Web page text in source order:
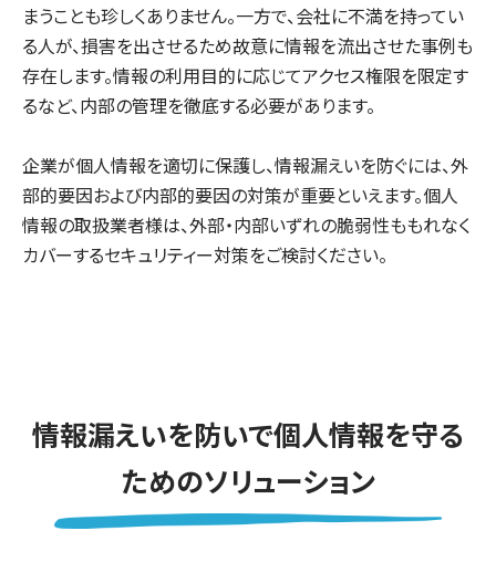
まうことも珍しくありません。一方で、会社に不満を持ってい
る人が、損害を出させるため故意に情報を流出させた事例も
存在します。情報の利用目的に応じてアクセス権限を限定す
るなど、内部の管理を徹底する必要があります。
企業が個人情報を適切に保護し、情報漏えいを防ぐには、外
部的要因および内部的要因の対策が重要といえます。個人
情報の取扱業者様は、外部・内部いずれの脆弱性ももれなく
カバーするセキュリティー対策をご検討ください。
情報漏えいを防いで個人情報を守る
ためのソリューション